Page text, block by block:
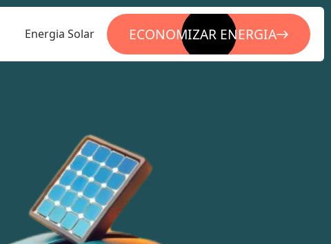
Energia Solar ECONOMIZAR ENERGIA